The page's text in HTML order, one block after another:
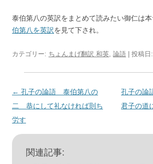
泰伯第八の英訳をまとめて読みたい御仁は
伯第八を英訳を見て下され。
カテゴリー: ちょんまげ翻訳 和英, 論語 | 投稿日:
投
稿
ナ
ビ
← 孔子の論語 泰伯第八の
二 恭にして礼なければ則ち
労す
孔子の
君子の道
関連記事: